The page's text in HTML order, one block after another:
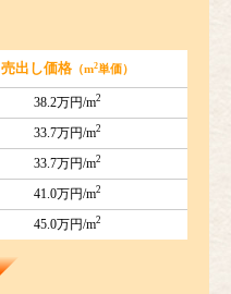
売出し価格（m2単価）
38.2万円/m2
33.7万円/m2
33.7万円/m2
41.0万円/m2
45.0万円/m2